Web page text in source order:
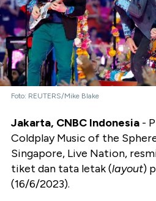
Foto: REUTERS/Mike Blake
Jakarta, CNBC Indonesia -
Coldplay Music of the
Singapore, Live Nation,
tiket dan tata letak (layout)
(16/6/2023).